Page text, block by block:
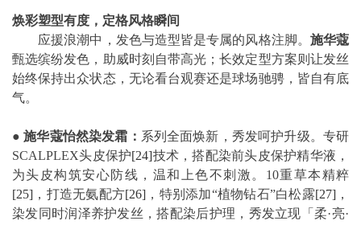
焕彩塑型有度，定格风格瞬间
应援浪潮中，发色与造型皆是专属的风格注脚。 施华蔻
甄选缤纷发色，助威时刻自带高光；长效定型方案则让发丝
始终保持出众状态，无论看台观赛还是球场驰骋，皆自有底
气。
●施华蔻怡然染发霜： 系列全面焕新，秀发呵护升级。专研
SCALPLEX头皮保护[24]技术，搭配染前头皮保护精华液，
为头皮构筑安心防线，温和上色不刺激。10重草本精粹
[25] ，打造无氨配方[26] ，特别添加“植物钻石”白松露[27]，
染发同时润泽养护发丝，搭配染后护理，秀发立现「柔·亮·